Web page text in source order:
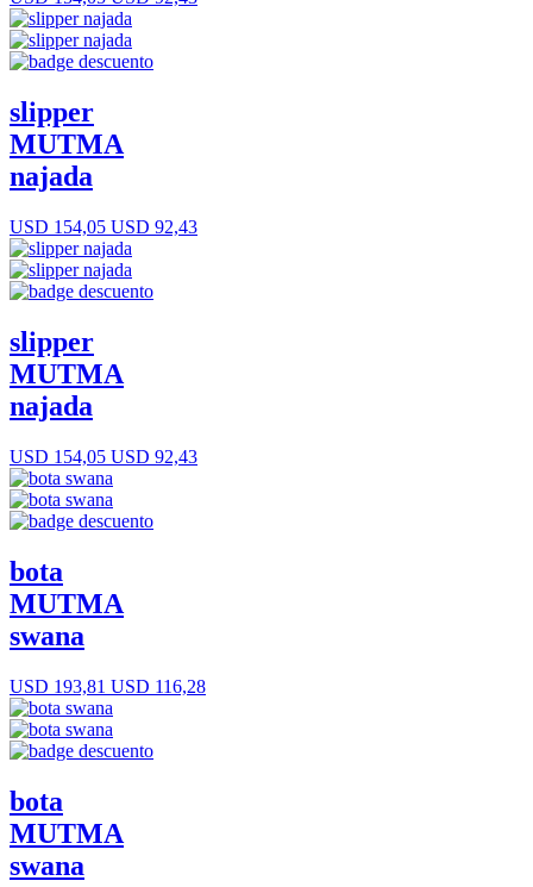
slipper
MUTMA
najada
USD 154,05 USD 92,43
slipper
MUTMA
najada
USD 154,05 USD 92,43
bota
MUTMA
swana
USD 193,81 USD 116,28
bota
MUTMA
swana